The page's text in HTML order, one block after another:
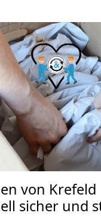
von Krefeld
sicher und